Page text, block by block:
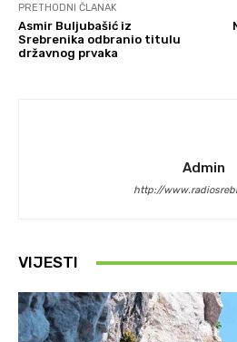
PRETHODNI ČLANAK
Asmir Buljubašić iz
Srebrenika odbranio titulu
državnog prvaka
Admin
http://
VIJESTI